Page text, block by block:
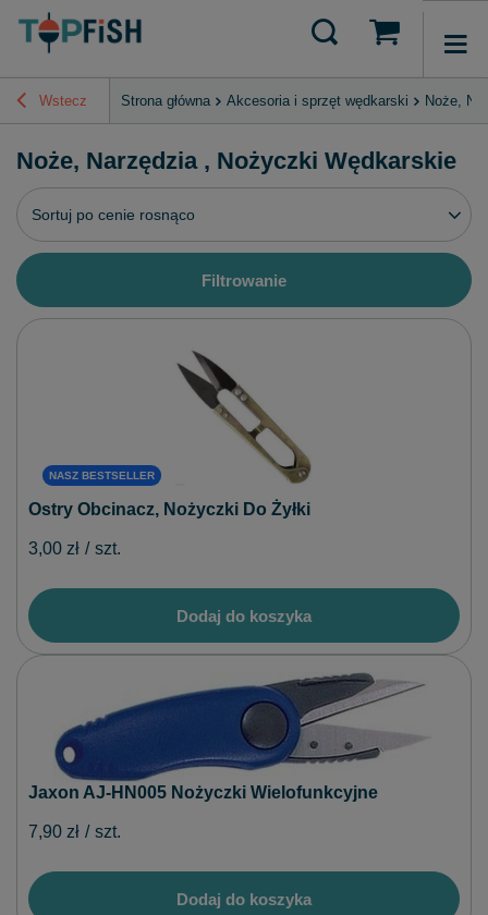
Wstecz Strona główna Akcesoria i sprzęt wędkarski Noże,
Noże, Narzędzia , Nożyczki Wędkarskie
Zmień sortowanie
Sortuj po cenie rosnąco
Filtrowanie
NASZ BESTSELLER
Ostry Obcinacz, Nożyczki Do Żyłki
3,00 zł / szt.
Dodaj do koszyka
Jaxon AJ-HN005 Nożyczki Wielofunkcyjne
7,90 zł / szt.
Dodaj do koszyka